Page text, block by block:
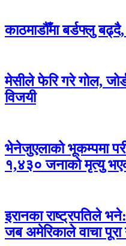
काठमाडौँमा बर्डफ्लु
मेसीले फेरि गरे गोल,
विजयी
भेनेजुएलाको भूकम्पमा
१,४३० जनाको मृत्यु
इरानका राष्ट्रपतिले
जब अमेरिकाले वाचा पूरा